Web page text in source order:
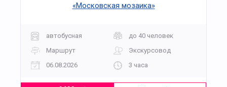
«Московская мозаика»
автобусная
до 40 человек
Маршрут
Экскурсовод
06.08.2026
3 часа